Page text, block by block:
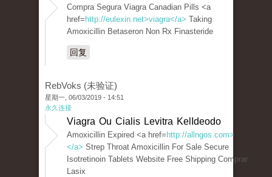
Compra Segura Viagra Canadian Pills <a
href= http://eulexin.net>viagra</a> Taking
Amoxicillin Betaseron Non Rx Finasteride
回复
RebVoks (未验证)
星期一, 06/03/2019 - 14:51
永久连接
Viagra Ou Cialis Levitra KelIdeodo
Amoxicillin Expired <a href= http://allngos.com>
</a> Strep Throat Amoxicillin For Sale Secure
Isotretinoin Tablets Website Free Shipping Comprar
Lasix